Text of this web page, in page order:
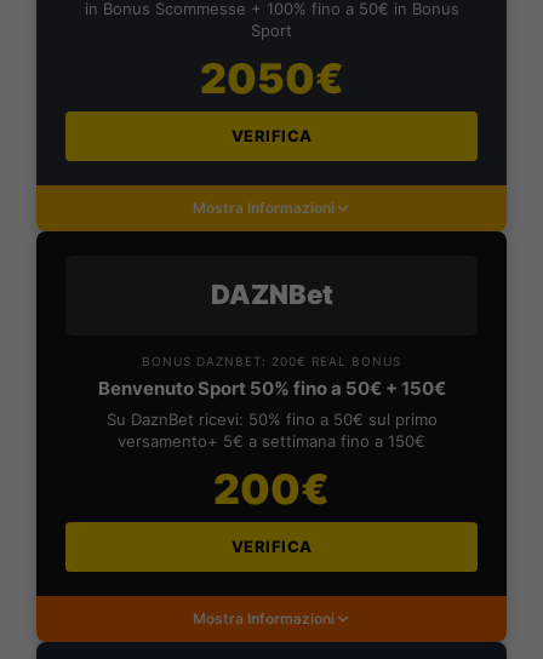
in Bonus Scommesse + 100% fino a 50€ in Bonus
Sport
2050€
VERIFICA
Mostra Informazioni
DAZNBet
BONUS DAZNBET: 200€ REAL BONUS
Benvenuto Sport 50% fino a 50€ + 150€
Su DaznBet ricevi: 50% fino a 50€ sul primo
versamento+ 5€ a settimana fino a 150€
200€
VERIFICA
Mostra Informazioni